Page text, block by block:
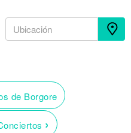
de Borgore
›